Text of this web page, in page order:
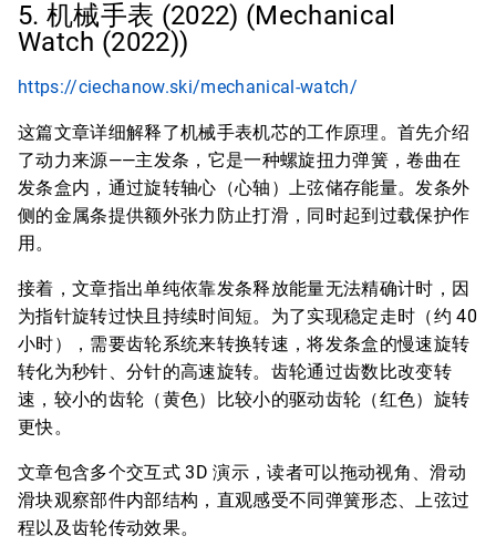
5. 机械手表 (2022) (Mechanical
Watch (2022))
https://ciechanow.ski/mechanical-watch/
这篇文章详细解释了机械手表机芯的工作原理。首先介绍
了动力来源——主发条，它是一种螺旋扭力弹簧，卷曲在
发条盒内，通过旋转轴心（心轴）上弦储存能量。发条外
侧的金属条提供额外张力防止打滑，同时起到过载保护作
用。
接着，文章指出单纯依靠发条释放能量无法精确计时，因
为指针旋转过快且持续时间短。为了实现稳定走时（约 40
小时），需要齿轮系统来转换转速，将发条盒的慢速旋转
转化为秒针、分针的高速旋转。齿轮通过齿数比改变转
速，较小的齿轮（黄色）比较小的驱动齿轮（红色）旋转
更快。
文章包含多个交互式 3D 演示，读者可以拖动视角、滑动
滑块观察部件内部结构，直观感受不同弹簧形态、上弦过
程以及齿轮传动效果。